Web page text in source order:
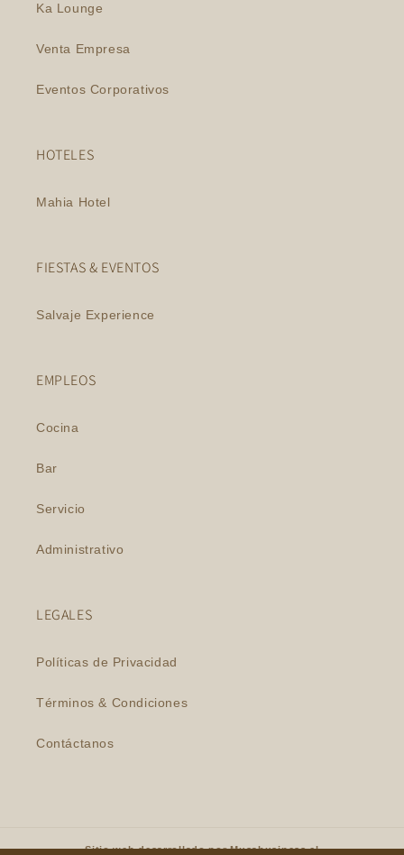
Ka Lounge
Venta Empresa
Eventos Corporativos
HOTELES
Mahia Hotel
FIESTAS & EVENTOS
Salvaje Experience
EMPLEOS
Cocina
Bar
Servicio
Administrativo
LEGALES
Políticas de Privacidad
Términos & Condiciones
Contáctanos
Sitio web desarrollado porMusabusiness.cl